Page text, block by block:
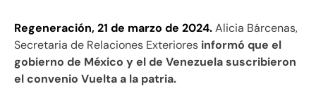
Regeneración, 21 de marzo de 2024.Alicia Bárcenas,
Secretaria de Relaciones Exteriores informó que el
gobierno de México y el de Venezuela suscribieron
el convenio Vuelta a la patria.